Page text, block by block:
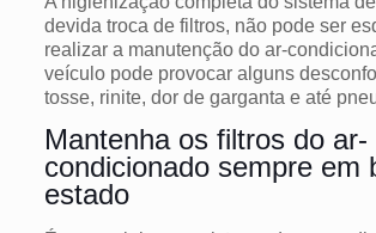
devida troca de filtros, não pode ser
realizar a manutenção do ar-
veículo pode provocar alguns
tosse, rinite, dor de garganta e até
Mantenha os filtros do ar-
condicionado sempre em
estado